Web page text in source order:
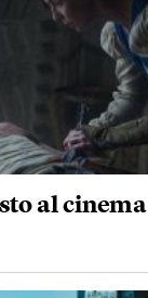
al cinema